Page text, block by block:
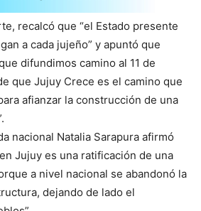
recalcó que “el Estado presente
a cada jujeño” y apuntó que
difundimos camino al 11 de
que Jujuy Crece es el camino que
afianzar la construcción de una
nacional Natalia Sarapura afirmó
Jujuy es una ratificación de una
a nivel nacional se abandonó la
dejando de lado el